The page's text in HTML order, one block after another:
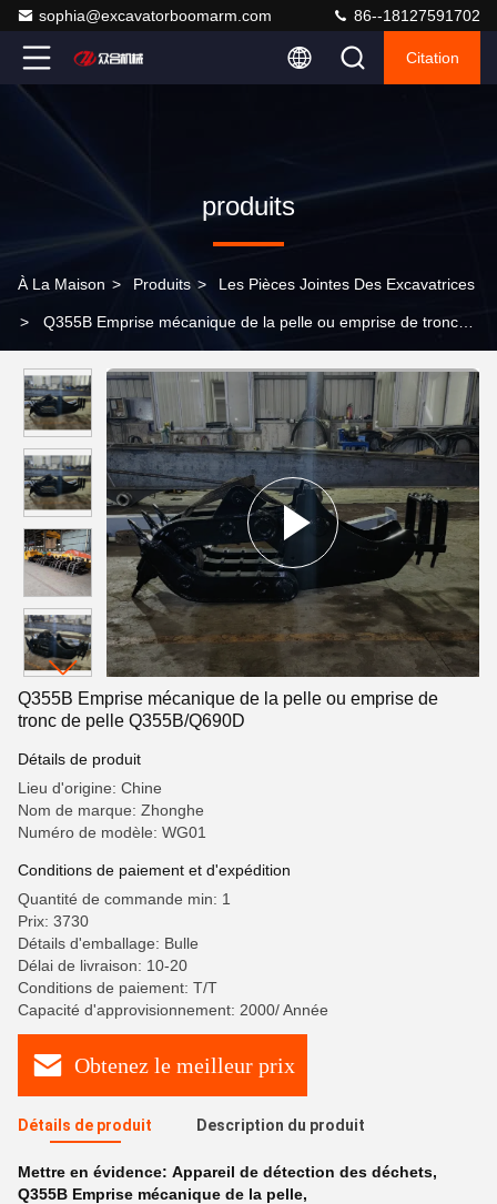
sophia@excavatorboomarm.com 86--18127591702
Citation
produits
À La Maison > Produits > Les Pièces Jointes Des Excavatrices
> Q355B Emprise mécanique de la pelle ou emprise de tronc
Q355B Emprise mécanique de la pelle ou emprise de
tronc de pelle Q355B/Q690D
Détails de produit
Lieu d'origine: Chine
Nom de marque: Zhonghe
Numéro de modèle: WG01
Conditions de paiement et d'expédition
Quantité de commande min: 1
Prix: 3730
Détails d'emballage: Bulle
Délai de livraison: 10-20
Conditions de paiement: T/T
Capacité d'approvisionnement: 2000/ Année
Obtenez le meilleur prix
Détails de produit Description du produit
Mettre en évidence: Appareil de détection des déchets,
Q355B Emprise mécanique de la pelle,